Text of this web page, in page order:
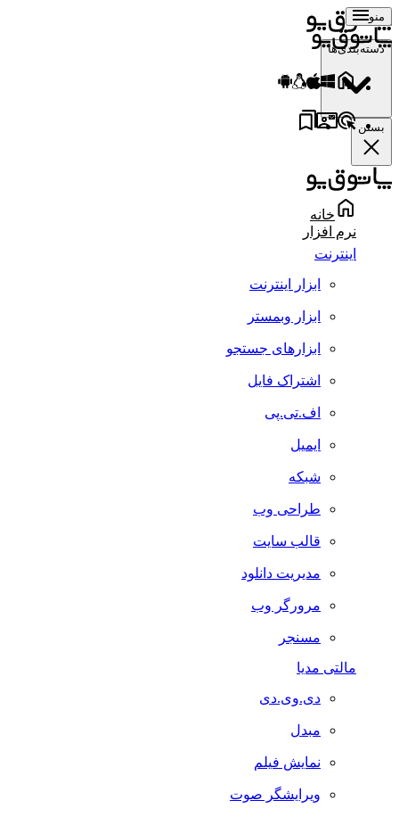
منو
دسته‌بندی‌ها
بستن
خانه
نرم افزار
اینترنت
ابزار اینترنت
ابزار وبمستر
ابزارهای جستجو
اشتراک فایل
اف.تی.پی
ایمیل
شبکه
طراحی وب
قالب سایت
مدیریت دانلود
مرورگر وب
مسنجر
مالتی مدیا
دی.وی.دی
مبدل
نمایش فیلم
ویرایشگر صوت